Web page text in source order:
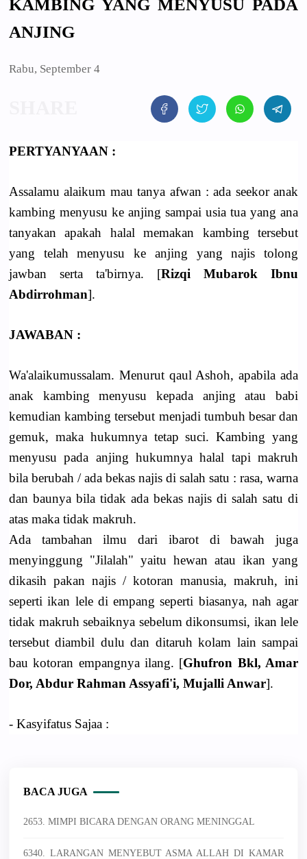
KAMBING YANG MENYUSU PADA
ANJING
Rabu, September 4
PERTYANYAAN :
Assalamu alaikum mau tanya afwan : ada seekor anak
kambing menyusu ke anjing sampai usia tua yang ana
tanyakan apakah halal memakan kambing tersebut
yang telah menyusu ke anjing yang najis tolong
jawban serta ta'birnya. [Rizqi Mubarok Ibnu
Abdirrohman].
JAWABAN :
Wa'alaikumussalam. Menurut qaul Ashoh, apabila ada
anak kambing menyusu kepada anjing atau babi
kemudian kambing tersebut menjadi tumbuh besar dan
gemuk, maka hukumnya tetap suci. Kambing yang
menyusu pada anjing hukumnya halal tapi makruh
bila berubah / ada bekas najis di salah satu : rasa, warna
dan baunya bila tidak ada bekas najis di salah satu di
atas maka tidak makruh.
Ada tambahan ilmu dari ibarot di bawah juga
menyinggung "Jilalah" yaitu hewan atau ikan yang
dikasih pakan najis / kotoran manusia, makruh, ini
seperti ikan lele di empang seperti biasanya, nah agar
tidak makruh sebaiknya sebelum dikonsumsi, ikan lele
tersebut diambil dulu dan ditaruh kolam lain sampai
bau kotoran empangnya ilang. [Ghufron Bkl, Amar
Dor, Abdur Rahman Assyafi'i, Mujalli Anwar].
- Kasyifatus Sajaa :
BACA JUGA
2653. MIMPI BICARA DENGAN ORANG MENINGGAL
6340. LARANGAN MENYEBUT ASMA ALLAH DI KAMAR